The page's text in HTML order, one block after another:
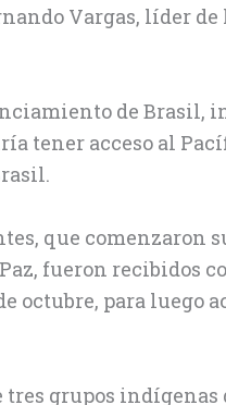
Vargas, líder
de Brasil,
tener acceso al
que comenzaron
fueron recibidos
octubre, para luego
tres grupos